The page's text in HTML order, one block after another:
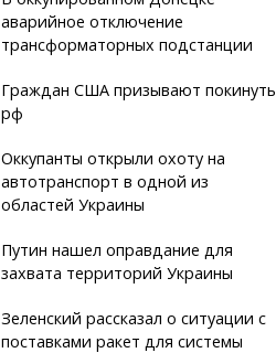
аварийное отключение
трансформаторных подстанции
Граждан США призывают покинуть
рф
Оккупанты открыли охоту на
автотранспорт в одной из
областей Украины
Путин нашел оправдание для
захвата территорий Украины
Зеленский рассказал о ситуации с
поставками ракет для системы